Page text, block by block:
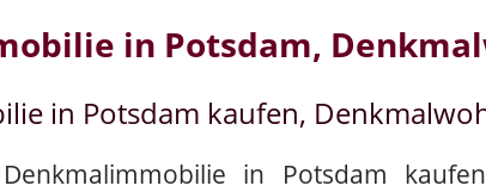
in Potsdam,
in Potsdam kaufen,
in Potsdam